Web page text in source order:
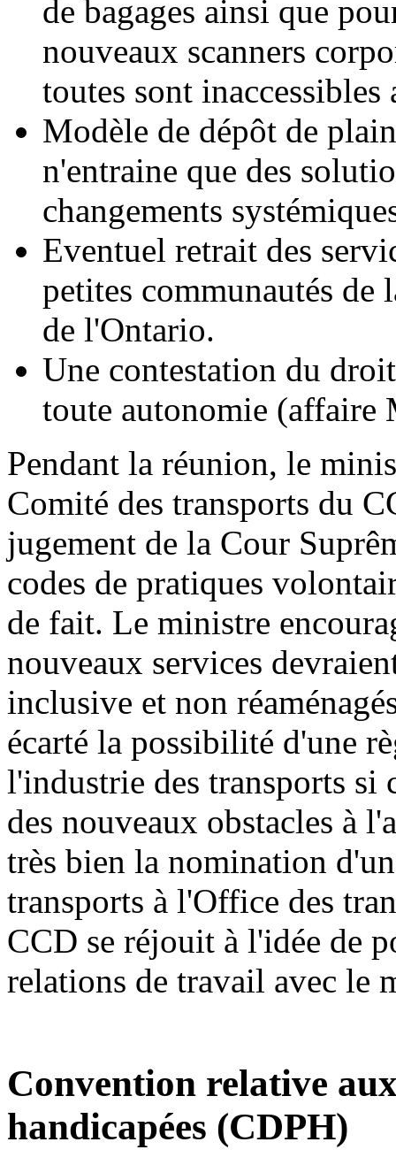
de bagages ainsi que
nouveaux scanners
toutes sont inaccessibles
Modèle de dépôt de
n'entraine que des
changements
Eventuel retrait des
petites communautés de
de l'Ontario.
Une contestation du
toute autonomie (affaire
Pendant la réunion, le
Comité des transports du
jugement de la Cour
codes de pratiques
de fait. Le ministre
nouveaux services
inclusive et non
écarté la possibilité d'une
l'industrie des transports si
des nouveaux obstacles à
très bien la nomination
transports à l'Office des
CCD se réjouit à l'idée de
relations de travail avec le
Convention relative
handicapées (CDPH)